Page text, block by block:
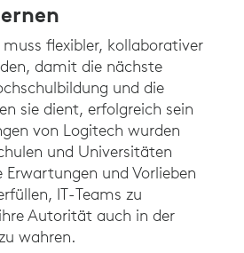
flexibler, kollaborativer
damit die nächste
und die
sie dient, erfolgreich sein
von Logitech wurden
und Universitäten
und Vorlieben
IT-Teams zu
Autorität auch in der
wahren.